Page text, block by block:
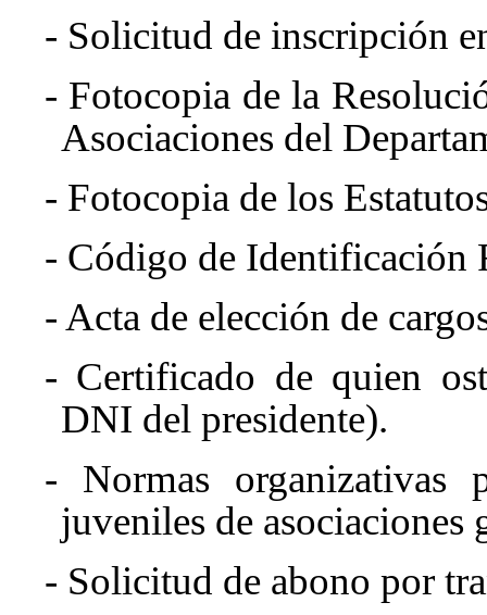
- Solicitud de inscripción
- Fotocopia de la
Asociaciones del
- Fotocopia de los
- Código de Identificación
- Acta de elección de
- Certificado de quien
DNI del presidente).
- Normas organizativas
juveniles de asociaciones
- Solicitud de abono por